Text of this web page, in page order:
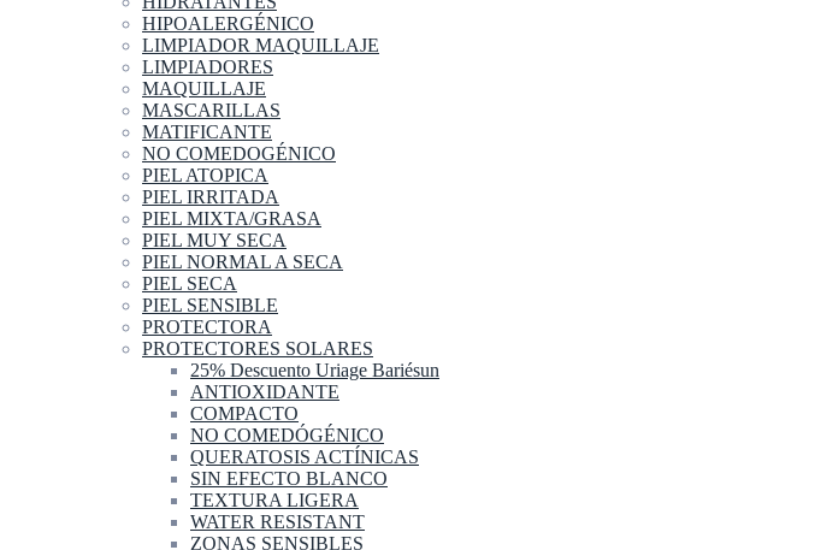
HIPOALERGÉNICO
LIMPIADOR MAQUILLAJE
LIMPIADORES
MAQUILLAJE
MASCARILLAS
MATIFICANTE
NO COMEDOGÉNICO
PIEL ATOPICA
PIEL IRRITADA
PIEL MIXTA/GRASA
PIEL MUY SECA
PIEL NORMAL A SECA
PIEL SECA
PIEL SENSIBLE
PROTECTORA
PROTECTORES SOLARES
25% Descuento Uriage Bariésun
ANTIOXIDANTE
COMPACTO
NO COMEDÓGÉNICO
QUERATOSIS ACTÍNICAS
SIN EFECTO BLANCO
TEXTURA LIGERA
WATER RESISTANT
ZONAS SENSIBLES